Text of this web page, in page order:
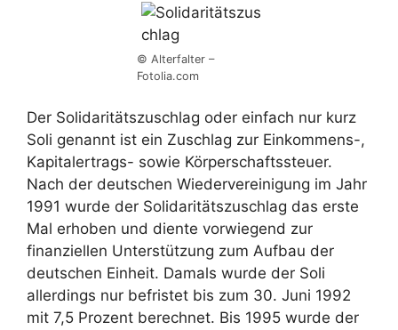
© Alterfalter –
Fotolia.com
Der Solidaritätszuschlag oder einfach nur kurz
Soli genannt ist ein Zuschlag zur Einkommens-,
Kapitalertrags- sowie Körperschaftssteuer.
Nach der deutschen Wiedervereinigung im Jahr
1991 wurde der Solidaritätszuschlag das erste
Mal erhoben und diente vorwiegend zur
finanziellen Unterstützung zum Aufbau der
deutschen Einheit. Damals wurde der Soli
allerdings nur befristet bis zum 30. Juni 1992
mit 7,5 Prozent berechnet. Bis 1995 wurde der